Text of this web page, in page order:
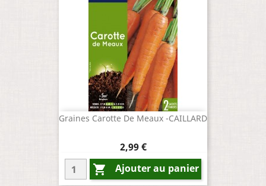
Graines Carotte De Meaux -CAILLARD
Prix
2,99 €
 Ajouter au panier